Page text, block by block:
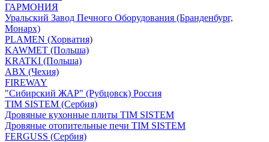
ГАРМОНИЯ
Уральский Завод Печного Оборудования (Бранденбург,
Монарх)
PLAMEN (Хорватия)
KAWMET (Польша)
KRATKI (Польша)
ABX (Чехия)
FIREWAY
"Сибирский ЖАР" (Рубцовск) Россия
TIM SISTEM (Сербия)
Дровяные кухонные плиты TIM SISTEM
Дровяные отопительные печи TIM SISTEM
FERGUSS (Сербия)